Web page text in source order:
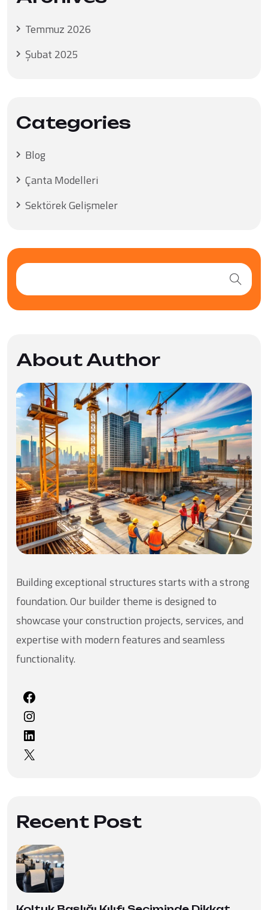
Temmuz 2026
Şubat 2025
Categories
Blog
Çanta Modelleri
Sektörek Gelişmeler
About Author
Building exceptional structures starts with a strong
foundation. Our builder theme is designed to
showcase your construction projects, services, and
expertise with modern features and seamless
functionality.
Recent Post